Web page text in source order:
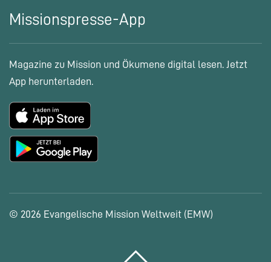
Missionspresse-App
Magazine zu Mission und Ökumene digital lesen. Jetzt
App herunterladen.
© 2026 Evangelische Mission Weltweit (EMW)